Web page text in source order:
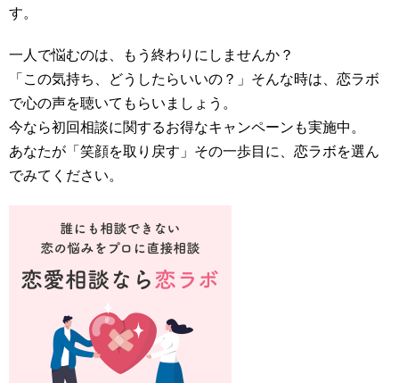
す。
一人で悩むのは、もう終わりにしませんか？
「この気持ち、どうしたらいいの？」そんな時は、恋ラボ
で心の声を聴いてもらいましょう。
今なら初回相談に関するお得なキャンペーンも実施中。
あなたが「笑顔を取り戻す」その一歩目に、恋ラボを選ん
でみてください。